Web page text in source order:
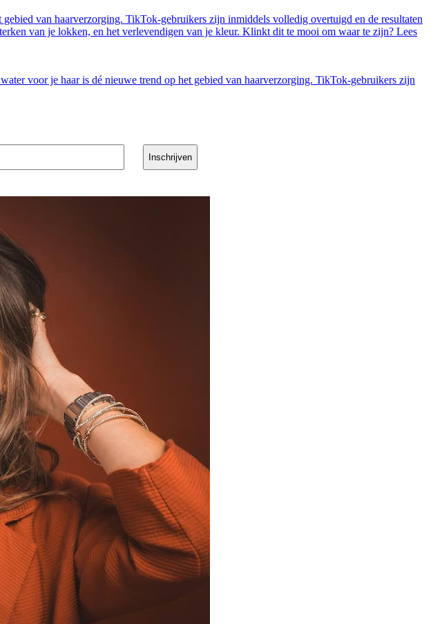
van haarverzorging. TikTok-gebruikers zijn inmiddels volledig overtuigd en de resultaten
van je lokken, en het verlevendigen van je kleur. Klinkt dit te mooi om waar te zijn? Lees
voor je haar is dé nieuwe trend op het gebied van haarverzorging. TikTok-gebruikers zijn
Inschrijven